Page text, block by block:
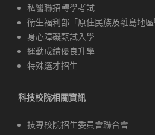
私醫聯招轉學考試
衛生福利部「原住民族及離島地區
身心障礙甄試入學
運動成績優良升學
特殊選才招生
科技校院相關資訊
技專校院招生委員會聯合會